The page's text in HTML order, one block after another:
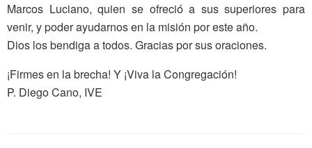
Marcos Luciano, quien se ofreció a sus superiores para
venir, y poder ayudarnos en la misión por este año.
Dios los bendiga a todos. Gracias por sus oraciones.
¡Firmes en la brecha! Y ¡Viva la Congregación!
P. Diego Cano, IVE